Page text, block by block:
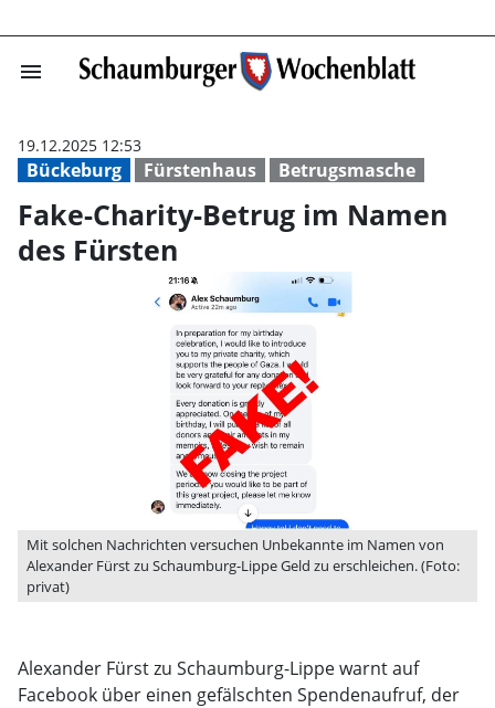
menu Fake-Charity-
Bückeburg Fürstenhaus Betrugsmasche
19.12.2025 12:53
Fake-Charity-Betrug im Namen
des Fürsten
Mit solchen Nachrichten versuchen Unbekannte im Namen von
Alexander Fürst zu Schaumburg-Lippe Geld zu erschleichen. (Foto:
privat)
Alexander Fürst zu Schaumburg-Lippe warnt auf
Facebook über einen gefälschten Spendenaufruf, der